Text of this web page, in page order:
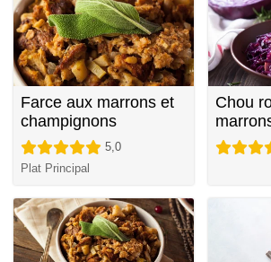
Farce aux marrons et
champignons
5,0
Plat Principal
Chou